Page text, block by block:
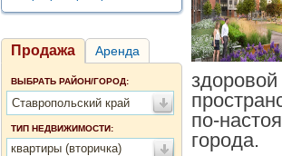
Продажа Аренда
ВЫБРАТЬ РАЙОН/ГОРОД:
Ставропольский край
ТИП НЕДВИЖИМОСТИ:
квартиры (вторичка)
по-
города.